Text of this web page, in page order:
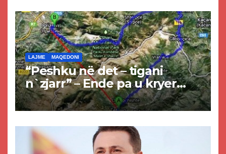
LAJME MAQEDONI
“Peshku në det – tigani
n`zjarr” – Ende pa u kryer
projekti i tunelit, komuna e
Tetovës nis punimet për